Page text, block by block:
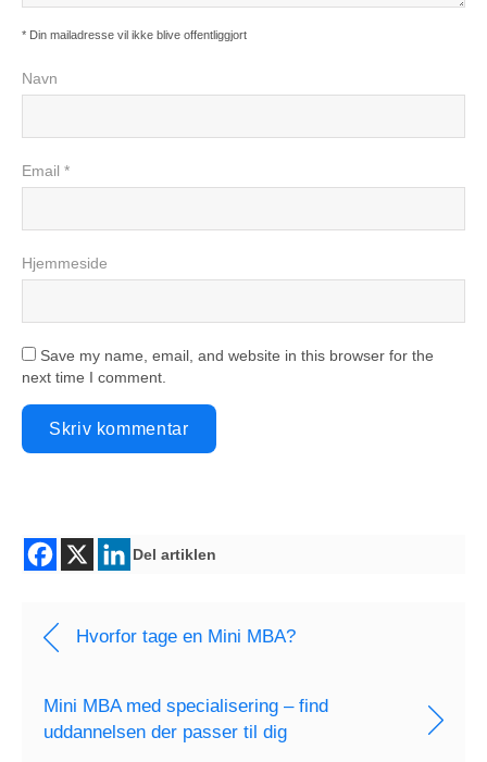
* Din mailadresse vil ikke blive offentliggjort
Navn
Email *
Hjemmeside
Save my name, email, and website in this browser for the
next time I comment.
Del artiklen
Hvorfor tage en Mini MBA?
Mini MBA med specialisering – find
uddannelsen der passer til dig